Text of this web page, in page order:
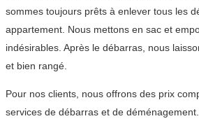
sommes toujours prêts à enlever tous les
appartement. Nous mettons en sac et
indésirables. Après le débarras, nous
et bien rangé.
Pour nos clients, nous offrons des prix
services de débarras et de déménagement.